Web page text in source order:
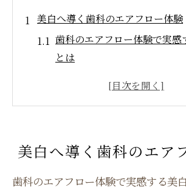
美白へ導く歯科のエアフロー体験
歯科のエアフロー体験で実感
とは
着色汚れに強い歯科エアフロ
美白へ導く歯科のエア
歯科のエアフロー体験で実感する美